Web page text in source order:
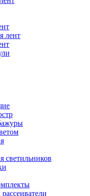
лент
светильников